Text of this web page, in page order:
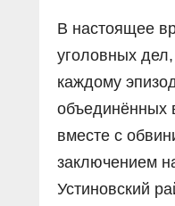
В настоящее
уголовных
каждому
объединённых
вместе с
заключением
Устиновский